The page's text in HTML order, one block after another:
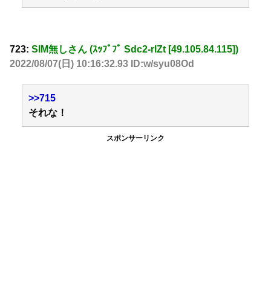
723: SIM無しさん (ｽｯﾌﾟﾌﾟ Sdc2-rlZt [49.105.84.115])
2022/08/07(日) 10:16:32.93 ID:w/syu08Od
>>715
それな！
スポンサーリンク